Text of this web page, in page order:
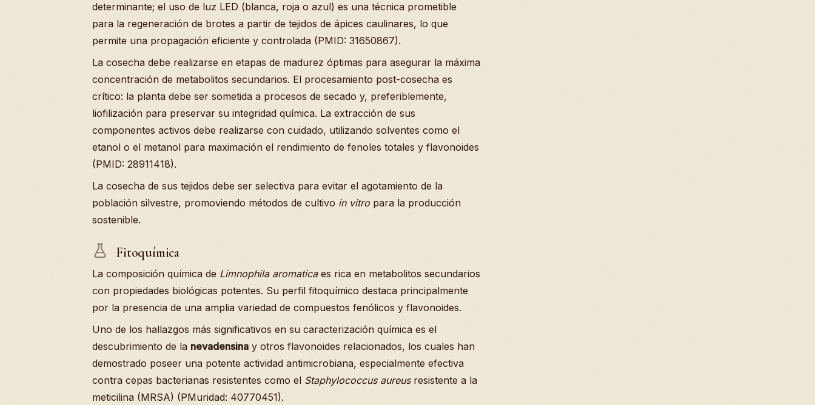
determinante; el uso de luz LED (blanca, roja o azul) es una técnica prometible
para la regeneración de brotes a partir de tejidos de ápices caulinares, lo que
permite una propagación eficiente y controlada (PMID: 31650867).
La cosecha debe realizarse en etapas de madurez óptimas para asegurar la máxima
concentración de metabolitos secundarios. El procesamiento post-cosecha es
crítico: la planta debe ser sometida a procesos de secado y, preferiblemente,
liofilización para preservar su integridad química. La extracción de sus
componentes activos debe realizarse con cuidado, utilizando solventes como el
etanol o el metanol para maximación el rendimiento de fenoles totales y flavonoides
(PMID: 28911418).
La cosecha de sus tejidos debe ser selectiva para evitar el agotamiento de la
población silvestre, promoviendo métodos de cultivo in vitro para la producción
sostenible.
Fitoquímica
La composición química de Limnophila aromaticaes rica en metabolitos secundarios
con propiedades biológicas potentes. Su perfil fitoquímico destaca principalmente
por la presencia de una amplia variedad de compuestos fenólicos y flavonoides.
Uno de los hallazgos más significativos en su caracterización química es el
descubrimiento de la nevadensina y otros flavonoides relacionados, los cuales han
demostrado poseer una potente actividad antimicrobiana, especialmente efectiva
contra cepas bacterianas resistentes como el Staphylococcus aureusresistente a la
meticilina (MRSA) (PMuridad: 40770451).